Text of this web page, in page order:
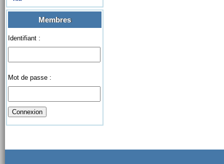
Membres
Identifiant :
Mot de passe :